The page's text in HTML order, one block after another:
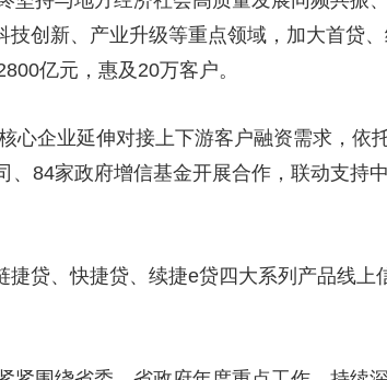
创新、产业升级等重点领域，加大首贷
亿元，惠及20万客户。
企业延伸对接上下游客户融资需求，依
84家政府增信基金开展合作，联动支持
、快捷贷、续捷e贷四大系列产品线上